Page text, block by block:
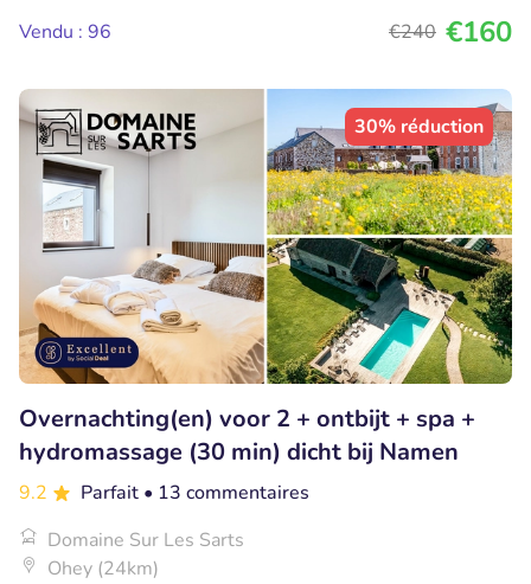
Vendu : 96
€240 €160
30% réduction
Overnachting(en) voor 2 + ontbijt + spa +
hydromassage (30 min) dicht bij Namen
9.2 Parfait • 13 commentaires
Domaine Sur Les Sarts
Ohey (24km)